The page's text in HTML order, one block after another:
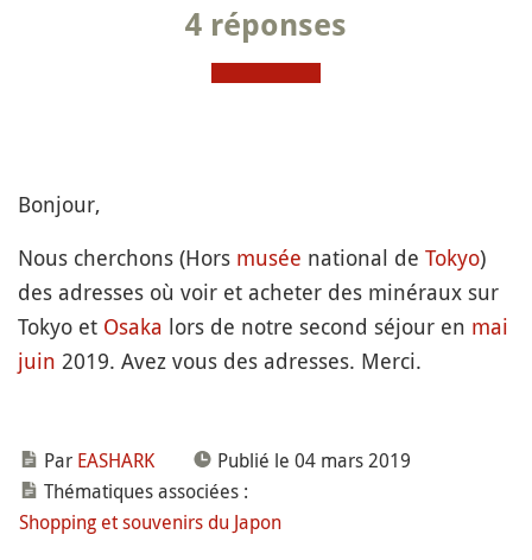
4 réponses
Bonjour,
Nous cherchons (Hors musée national de Tokyo)
des adresses où voir et acheter des minéraux sur
Tokyo et Osaka lors de notre second séjour en mai
juin 2019. Avez vous des adresses. Merci.
Par EASHARK
Publié le 04 mars 2019
Thématiques associées :
Shopping et souvenirs du Japon